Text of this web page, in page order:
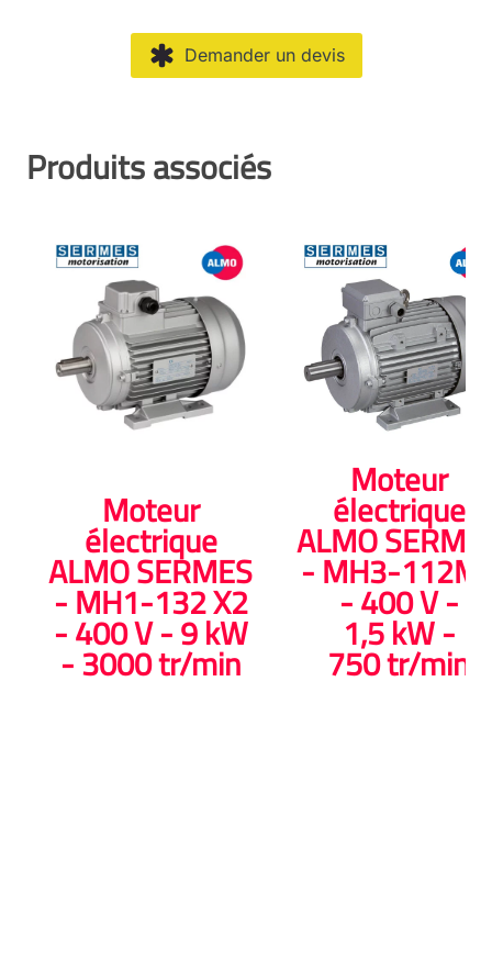
Demander un devis
Produits associés
Moteur
électrique
ALMO SERMES
- MH1-132 X2
- 400 V - 9 kW
- 3000 tr/min
Moteur
électrique
ALMO
- MH3-
- 400 V -
1,5 kW -
750 tr/min